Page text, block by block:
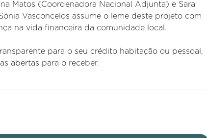
Matos (Coordenadora Nacional Adjunta) e Sara
Vasconcelos assume o leme deste projeto com
na vida financeira da comunidade local.
para o seu crédito habitação ou pessoal,
abertas para o receber.